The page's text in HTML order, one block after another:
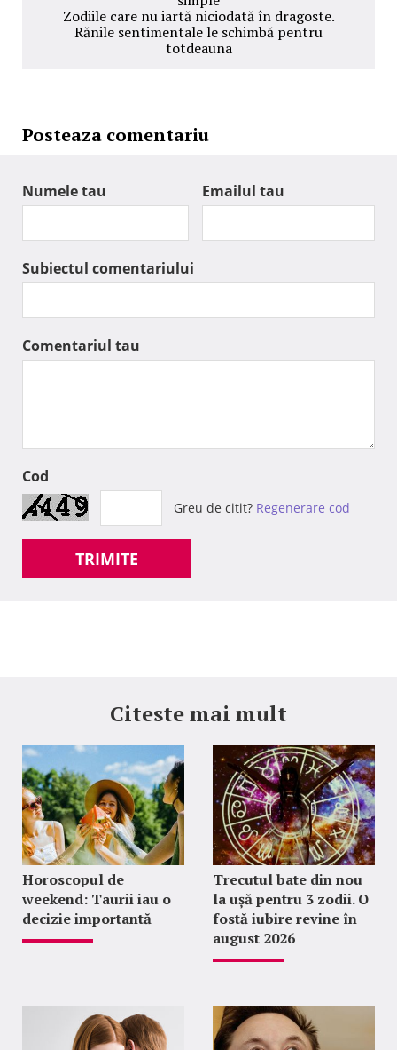
Zodiile care nu iartă niciodată în dragoste.
Rănile sentimentale le schimbă pentru
totdeauna
Posteaza comentariu
Numele tau Emailul tau
Subiectul comentariului
Comentariul tau
Cod
Greu de citit? Regenerare cod
TRIMITE
Citeste mai mult
Horoscopul de
weekend: Taurii iau o
decizie importantă
Trecutul bate din nou
la ușă pentru 3 zodii. O
fostă iubire revine în
august 2026